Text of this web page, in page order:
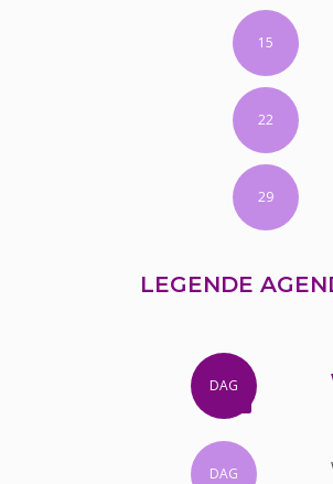
15
22
29
LEGENDE
DAG
DAG